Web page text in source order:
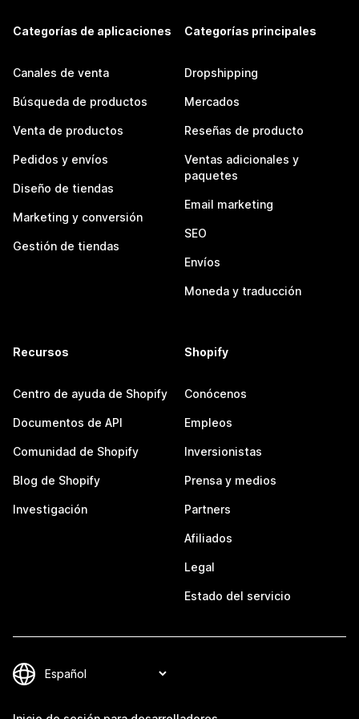
Categorías de aplicaciones
Canales de venta
Búsqueda de productos
Venta de productos
Pedidos y envíos
Diseño de tiendas
Marketing y conversión
Gestión de tiendas
Categorías principales
Dropshipping
Mercados
Reseñas de producto
Ventas adicionales y
paquetes
Email marketing
SEO
Envíos
Moneda y traducción
Recursos
Centro de ayuda de Shopify
Documentos de API
Comunidad de Shopify
Blog de Shopify
Investigación
Shopify
Conócenos
Empleos
Inversionistas
Prensa y medios
Partners
Afiliados
Legal
Estado del servicio